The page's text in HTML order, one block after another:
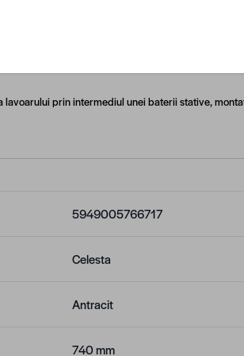
lavoarului prin intermediul unei baterii stative,
5949005766717
Celesta
Antracit
740 mm